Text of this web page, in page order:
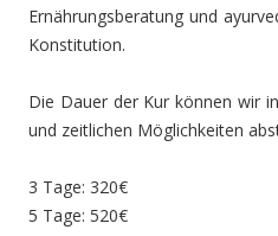
Ernährungsberatung und
Konstitution.
Die Dauer der Kur können wir
und zeitlichen Möglichkeiten
3 Tage: 320€
5 Tage: 520€